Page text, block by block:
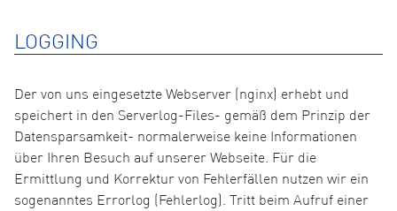
LOGGING
Der von uns eingesetzte Webserver (nginx) erhebt und
speichert in den Serverlog-Files- gemäß dem Prinzip der
Datensparsamkeit- normalerweise keine Informationen
über Ihren Besuch auf unserer Webseite. Für die
Ermittlung und Korrektur von Fehlerfällen nutzen wir ein
sogenanntes Errorlog (Fehlerlog). Tritt beim Aufruf einer